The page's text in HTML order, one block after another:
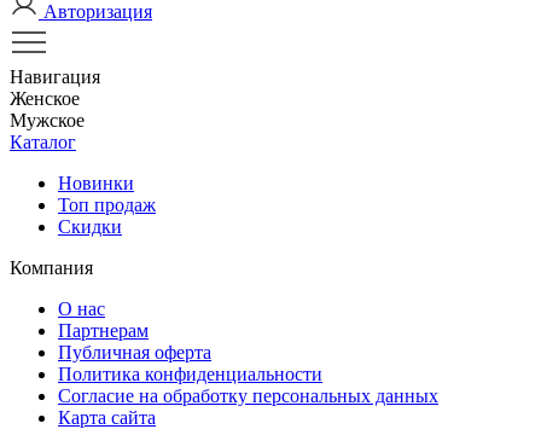
Авторизация
Навигация
Женское
Мужское
Каталог
Новинки
Топ продаж
Скидки
Компания
О нас
Партнерам
Публичная оферта
Политика конфиденциальности
Согласие на обработку персональных данных
Карта сайта